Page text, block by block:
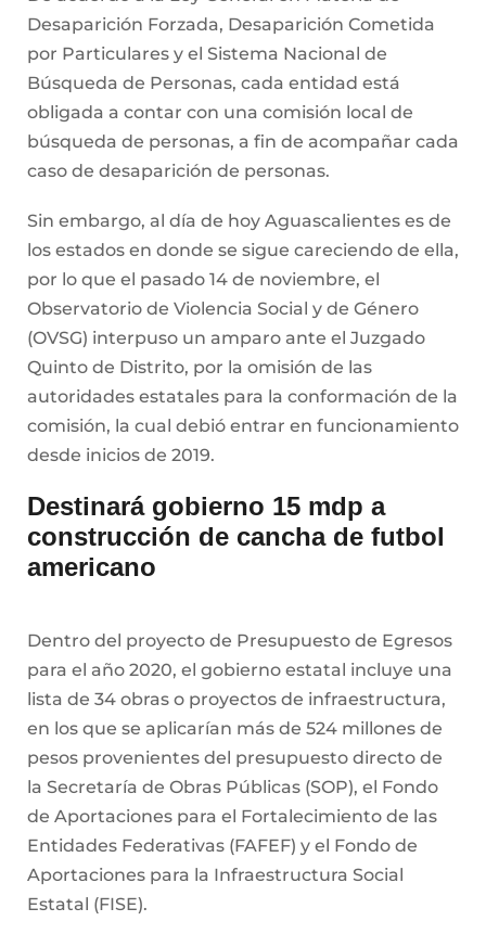
Desaparición Forzada, Desaparición Cometida
por Particulares y el Sistema Nacional de
Búsqueda de Personas, cada entidad está
obligada a contar con una comisión local de
búsqueda de personas, a fin de acompañar cada
caso de desaparición de personas.
Sin embargo, al día de hoy Aguascalientes es de
los estados en donde se sigue careciendo de ella,
por lo que el pasado 14 de noviembre, el
Observatorio de Violencia Social y de Género
(OVSG) interpuso un amparo ante el Juzgado
Quinto de Distrito, por la omisión de las
autoridades estatales para la conformación de la
comisión, la cual debió entrar en funcionamiento
desde inicios de 2019.
Destinará gobierno 15 mdp a
construcción de cancha de futbol
americano
Dentro del proyecto de Presupuesto de Egresos
para el año 2020, el gobierno estatal incluye una
lista de 34 obras o proyectos de infraestructura,
en los que se aplicarían más de 524 millones de
pesos provenientes del presupuesto directo de
la Secretaría de Obras Públicas (SOP), el Fondo
de Aportaciones para el Fortalecimiento de las
Entidades Federativas (FAFEF) y el Fondo de
Aportaciones para la Infraestructura Social
Estatal (FISE).